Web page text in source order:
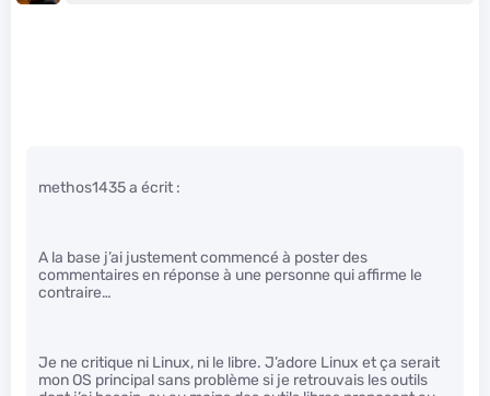
methos1435 a écrit :
A la base j’ai justement commencé à poster des
commentaires en réponse à une personne qui affirme le
contraire…
Je ne critique ni Linux, ni le libre. J’adore Linux et ça serait
mon OS principal sans problème si je retrouvais les outils